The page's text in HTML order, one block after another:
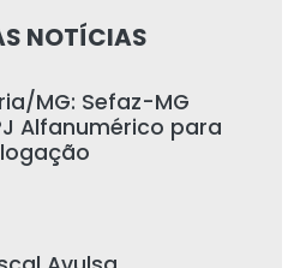
NOTÍCIAS
MG: Sefaz-MG
Alfanumérico para